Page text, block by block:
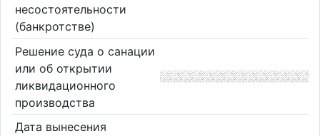
несостоятельности
(банкротстве)
Решение суда о санации
или об открытии
ликвидационного
производства
Дата вынесения